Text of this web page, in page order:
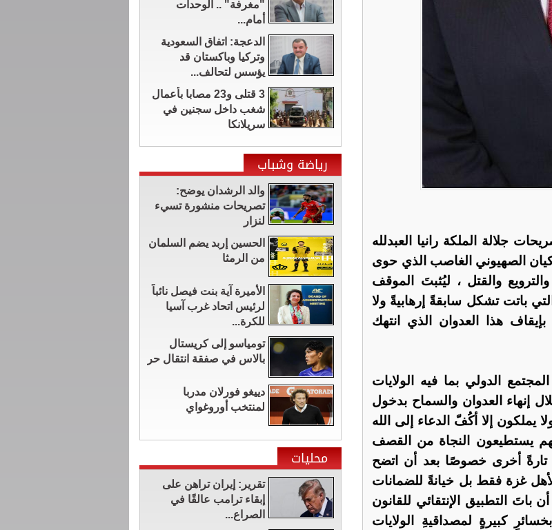
جلالة الملكة رانيا العبدلله
الصهيوني الغاصب الذي حوى
والقتل ، ليُثبتَ الموقف
باتت تشكل سابقةً إرهابيةً ولا
هذا العدوان الذي انتهك
الدولي بما فيه الولايات
إنهاء العدوان والسماح بدخول
يملكون إلا أكُفّ الدعاء إلى الله
يستطيعون النجاة من القصف
أخرى خصوصًا بعد أن اتضح
غزة فقط بل خيانةً للضمانات
باتَ التطبيق الإنتقائي للقانون
كبيرةٍ لمصداقيةِ الولايات
"مغرفة" .. الوحدات
أمام...
الدعجة: اتفاق السعودية
وتركيا وباكستان قد
يؤسس لتحالف...
3 قتلى و23 مصابا بأعمال
شغب داخل سجنين في
سريلانكا
رياضة وشباب
والد الرشدان يوضح:
تصريحات منشورة تسيء
لنزار
الحسين إربد يضم السلمان
من الرمثا
الأميرة آية بنت فيصل نائباً
لرئيس اتحاد غرب آسيا
للكرة...
تومياسو إلى كريستال
بالاس في صفقة انتقال حر
دييغو فورلان مدربا
لمنتخب أوروغواي
محليات
تقرير: إيران تراهن على
إبقاء ترامب عالقًا في
الصراع...